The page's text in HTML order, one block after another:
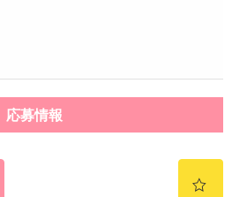
応募情報